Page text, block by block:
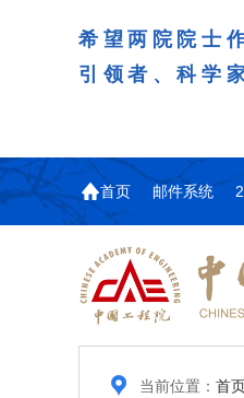
希望两院院士
引领者、科学
首页 邮件系统
当前位置： 首